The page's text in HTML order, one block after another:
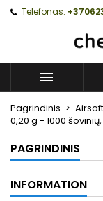
Telefonas:

Pagrindinis
0,20 g - 1000
PAGRINDINIS
INFORMATION